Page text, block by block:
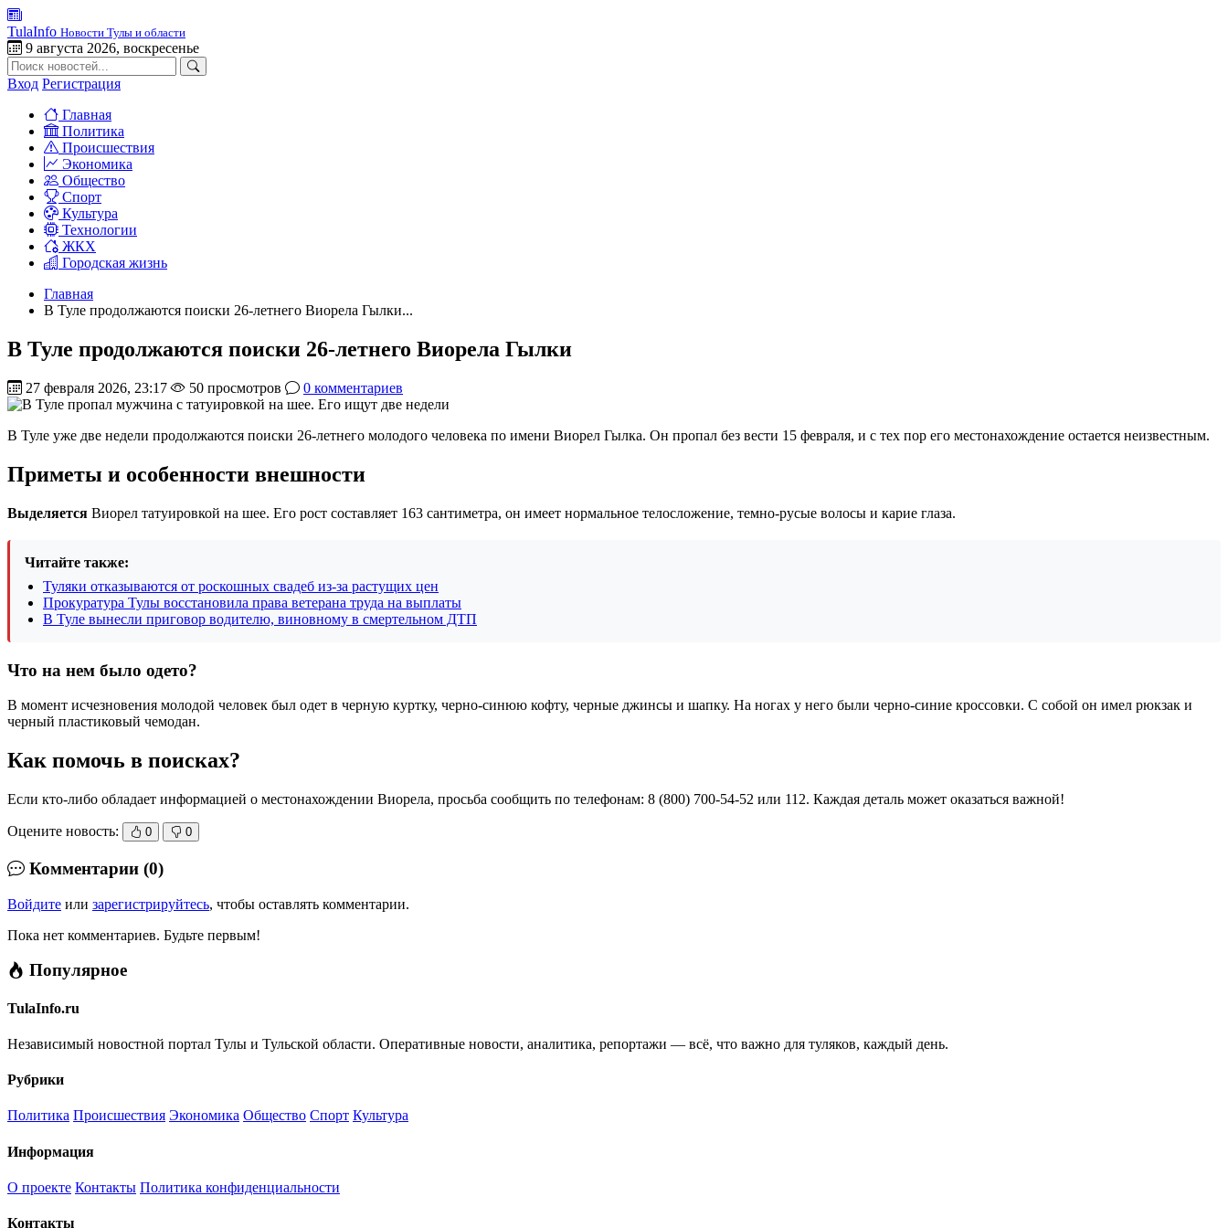
TulaInfo Новости Тулы и области
9 августа 2026, воскресенье
Вход Регистрация
Главная
Политика
Происшествия
Экономика
Общество
Спорт
Культура
Технологии
ЖКХ
Городская жизнь
Главная
В Туле продолжаются поиски 26-летнего Виорела Гылки...
В Туле продолжаются поиски 26-летнего Виорела Гылки
27 февраля 2026, 23:17 50 просмотров 0 комментариев
В Туле уже две недели продолжаются поиски 26-летнего молодого человека по имени Виорел Гылка. Он пропал без вести 15 февраля, и с тех пор его местонахождение остается неизвестным.
Приметы и особенности внешности
Выделяется Виорел татуировкой на шее. Его рост составляет 163 сантиметра, он имеет нормальное телосложение, темно-русые волосы и карие глаза.
Читайте также:
Туляки отказываются от роскошных свадеб из-за растущих цен
Прокуратура Тулы восстановила права ветерана труда на выплаты
В Туле вынесли приговор водителю, виновному в смертельном ДТП
Что на нем было одето?
В момент исчезновения молодой человек был одет в черную куртку, черно-синюю кофту, черные джинсы и шапку. На ногах у него были черно-синие кроссовки. С собой он имел рюкзак и
черный пластиковый чемодан.
Как помочь в поисках?
Если кто-либо обладает информацией о местонахождении Виорела, просьба сообщить по телефонам: 8 (800) 700-54-52 или 112. Каждая деталь может оказаться важной!
Оцените новость: 0 0
Комментарии (0)
Войдите или зарегистрируйтесь, чтобы оставлять комментарии.
Пока нет комментариев. Будьте первым!
Популярное
TulaInfo.ru
Независимый новостной портал Тулы и Тульской области. Оперативные новости, аналитика, репортажи — всё, что важно для туляков, каждый день.
Рубрики
Политика Происшествия Экономика Общество Спорт Культура
Информация
О проекте Контакты Политика конфиденциальности
Контакты